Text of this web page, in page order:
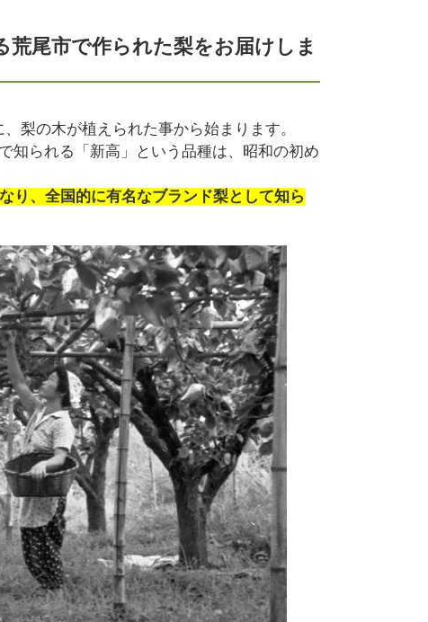
荒尾市で作られた梨をお届けしま
梨の木が植えられた事から始まります。
知られる「新高」という品種は、昭和の初め
り、全国的に有名なブランド梨として知ら